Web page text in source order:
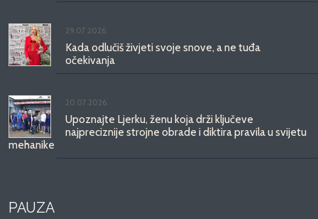
29.07.2026.
Kada odlučiš živjeti svoje snove, a ne tuđa
očekivanja
20.07.2026.
Upoznajte Ljerku, ženu koja drži ključeve
najpreciznije strojne obrade i diktira pravila u svijetu
mehanike
PAUZA